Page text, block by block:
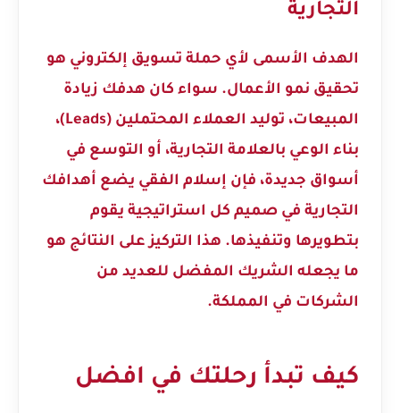
التجارية
الهدف الأسمى لأي حملة تسويق إلكتروني هو
تحقيق نمو الأعمال. سواء كان هدفك زيادة
المبيعات، توليد العملاء المحتملين (Leads)،
بناء الوعي بالعلامة التجارية، أو التوسع في
أسواق جديدة، فإن إسلام الفقي يضع أهدافك
التجارية في صميم كل استراتيجية يقوم
بتطويرها وتنفيذها. هذا التركيز على النتائج هو
ما يجعله الشريك المفضل للعديد من
الشركات في المملكة.
كيف تبدأ رحلتك في افضل